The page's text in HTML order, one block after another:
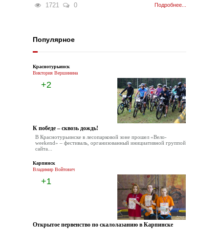
1721 0 Подробнее...
Популярное
Краснотурьинск
Виктория Вершинина
+2
К победе – сквозь дождь!
В Краснотурьинске в лесопарковой зоне прошел «Вело-
weekend» – фестиваль, организованный инициативной группой
сайта...
Карпинск
Владимир Войтович
+1
Открытое первенство по скалолазанию в Карпинске